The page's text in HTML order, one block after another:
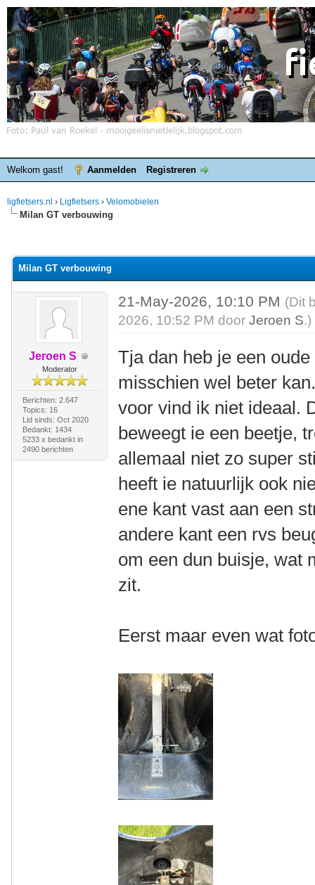
Welkom gast! Aanmelden Registreren
ligfietsers.nl › Ligfietsers › Velomobielen
Milan GT verbouwing
Milan GT verbouwing
Jeroen S
Moderator
Berichten: 2.647
Topics: 16
Lid sinds: Oct 2020
Bedankt: 1434
5233 x bedankt in
2490 berichten
21-May-2026, 10:10 PM (Dit
2026, 10:52 PM doorJeroen S.)
Tja dan heb je een
misschien wel beter
voor vind ik niet ideaal.
beweegt ie een beetje,
allemaal niet zo super
heeft ie natuurlijk ook
ene kant vast aan een
andere kant een rvs
om een dun buisje, wat
zit.
Eerst maar even wat